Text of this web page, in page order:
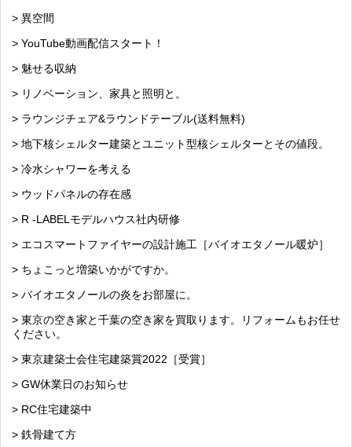
> 異空間
> YouTube動画配信スタート！
> 魅せる収納
> リノベーション、家具と照明と。
> ラウンジチェア&ラウンドテーブル(送料無料)
> 地下核シェルター建築とユニット型核シェルターとその値段。
> 冷水シャワーを考える
> ウッドパネルの存在感
> R -LABELモデルハウス社内研修
> エコスマートファイヤーの設計施工［バイオエタノール暖炉］
> ちょこっと増築いかがですか。
> バイオエタノールの炎をお部屋に。
> 東京の空き家と千葉の空き家を買取ります。リフォームもお任せ
ください。
> 東京建築士会住宅建築賞2022［受賞］
> GW休業日のお知らせ
> RC住宅建築中
> 鉄骨建て方